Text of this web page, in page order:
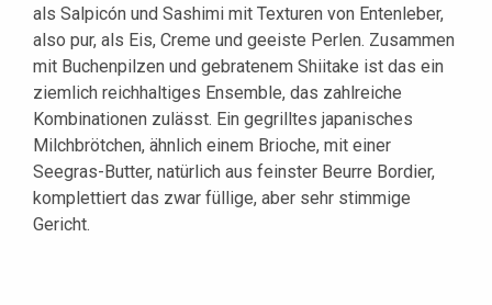
als Salpicón und Sashimi mit Texturen von Entenleber,
also pur, als Eis, Creme und geeiste Perlen. Zusammen
mit Buchenpilzen und gebratenem Shiitake ist das ein
ziemlich reichhaltiges Ensemble, das zahlreiche
Kombinationen zulässt. Ein gegrilltes japanisches
Milchbrötchen, ähnlich einem Brioche, mit einer
Seegras-Butter, natürlich aus feinster Beurre Bordier,
komplettiert das zwar füllige, aber sehr stimmige
Gericht.